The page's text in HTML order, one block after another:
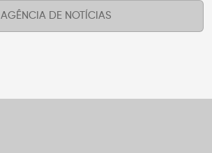
AGÊNCIA DE NOTÍCIAS